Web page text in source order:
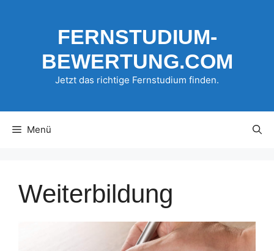
FERNSTUDIUM-
BEWERTUNG.COM
Jetzt das richtige Fernstudium finden.
Menü
Weiterbildung